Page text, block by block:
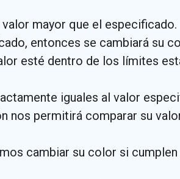
mayor que el especificado.
entonces se cambiará su
esté dentro de los límites
iguales al valor
nos permitirá comparar su
cambiar su color si